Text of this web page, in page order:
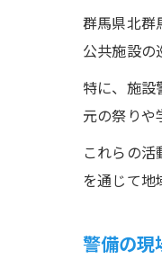
群馬県北群
公共施設の
特に、施設
元の祭りや
これらの
を通じて地
警備の現